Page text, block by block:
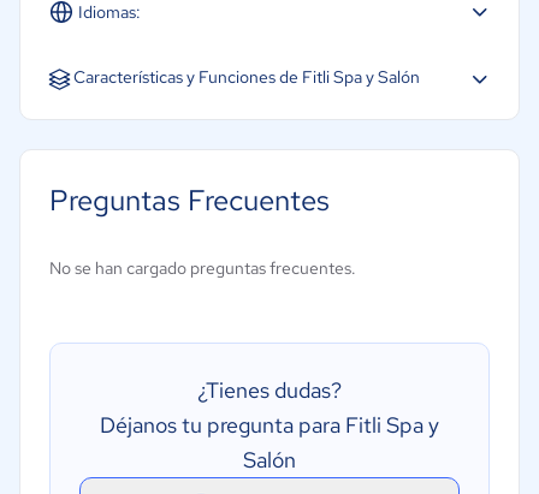
Idiomas:
Español Inglés Portugués
Características y Funciones de Fitli Spa y Salón
Gestión de empleados
Preguntas Frecuentes
No se han cargado preguntas frecuentes.
¿Tienes dudas?
Déjanos tu pregunta para Fitli Spa y
Salón